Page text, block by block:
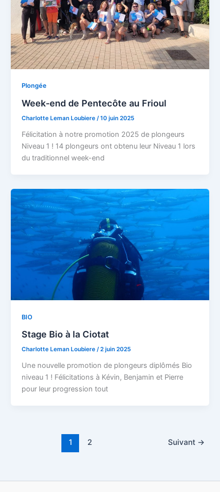
Plongée
Week-end de Pentecôte au Frioul
Charlotte Leman Loubiere/10 juin 2025
Félicitation à notre promotion 2025 de plongeurs
Niveau 1 ! 14 plongeurs ont obtenu leur Niveau 1 lors
du traditionnel week-end
BIO
Stage Bio à la Ciotat
Charlotte Leman Loubiere/2 juin 2025
Une nouvelle promotion de plongeurs diplômés Bio
niveau 1 ! Félicitations à Kévin, Benjamin et Pierre
pour leur progression tout
1 2 Suivant →